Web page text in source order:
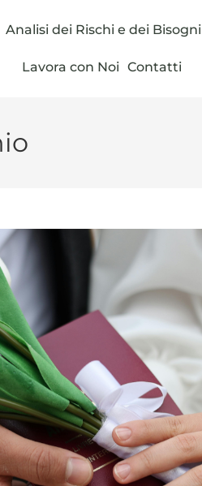
Analisi dei Rischi e dei Bisogni
Lavora con Noi Contatti